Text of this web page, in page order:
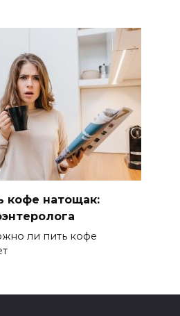
кофе натощак:
ли пить кофе